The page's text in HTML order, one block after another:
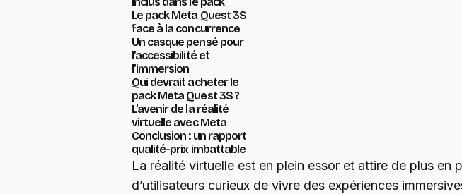
Le pack Meta Quest 3S
face à la concurrence
Un casque pensé pour
l’accessibilité et
l’immersion
Qui devrait acheter le
pack Meta Quest 3S ?
L’avenir de la réalité
virtuelle avec Meta
Conclusion : un rapport
qualité-prix imbattable
La réalité virtuelle est en plein essor et attire de plus en
d’utilisateurs curieux de vivre des expériences